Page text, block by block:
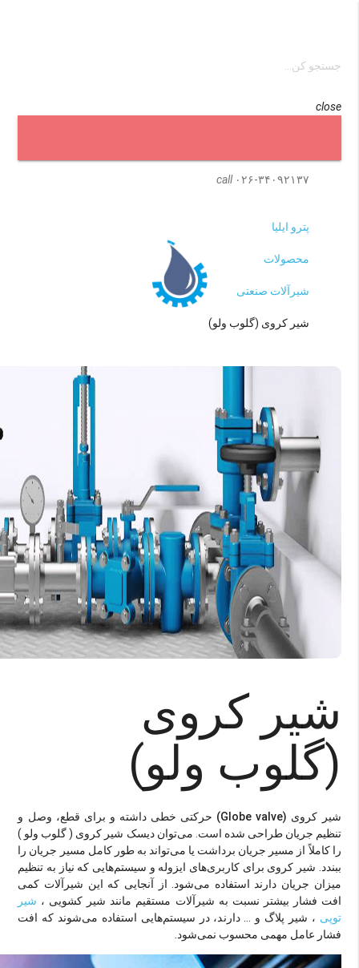
close
call ۰۲۶-۳۴۰۹۲۱۳۷
پترو ایلیا
محصولات
شیرآلات صنعتی
شیر کروی (گلوب ولو)
شیر کروی
(گلوب ولو)
شیر کروی (Globe valve)
حرکتی خطی داشته و برای قطع، وصل و
تنظیم جریان طراحی شده است. می‌توان دیسک شیر کروی (گلوب ولو )
را کاملاً از مسیر جریان برداشت یا می‌تواند به طور کامل مسیر جریان را
ببندد. شیر کروی برای کاربری‌های ایزوله و سیستم‌هایی که نیاز به تنظیم
میزان جریان دارند استفاده می‌شود. از آنجایی که این شیرآلات کمی
افت فشار بیشتر نسبت به شیرآلات مستقیم مانند شیر کشویی ، شیر
توپی ، شیر پلاگ و … دارند، در سیستم‌هایی استفاده می‌شوند که افت
فشار عامل مهمی محسوب نمی‌شود.